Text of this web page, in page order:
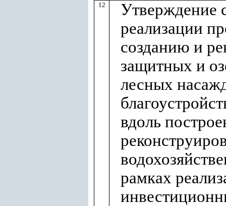
12
Утверждение
реализации
созданию и
защитных и
лесных
вдоль
рамках